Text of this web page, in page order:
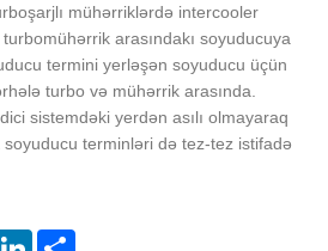
mühərriklərdə intercooler
arasındakı soyuducuya
termini yerləşən soyuducu üçün
turbo və mühərrik arasında.
sistemdəki yerdən asılı olmayaraq
terminləri də tez-tez istifadə
LinkedIn